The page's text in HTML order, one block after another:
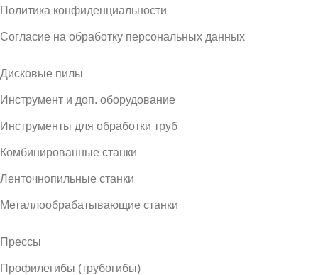
Политика конфиденциальности
Согласие на обработку персональных данных
Дисковые пилы
Инструмент и доп. оборудование
Инструменты для обработки труб
Комбинированные станки
Ленточнопильные станки
Металлообрабатывающие станки
Прессы
Профилегибы (трубогибы)